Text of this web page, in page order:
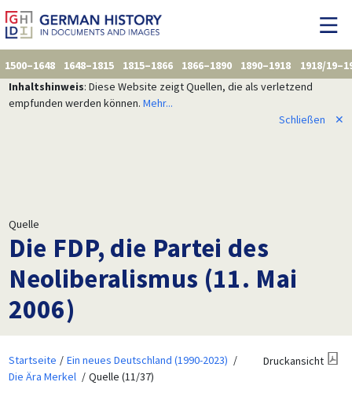
1500–1648 1648–1815 1815–1866 1866–1890 1890–1918
1918/
Inhaltshinweis: Diese Website zeigt Quellen, die als verletzend
empfunden werden können. Mehr...
Schließen
✕
Quelle
Die FDP, die Partei des
Neoliberalismus (11. Mai
2006)
Startseite
Ein neues Deutschland (1990-2023)
Die Ära Merkel
Quelle (11/37)
Druckansicht